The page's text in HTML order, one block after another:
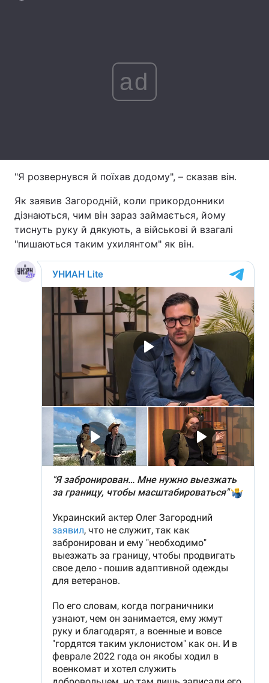
ad
"Я розвернувся й поїхав додому", – сказав він.
Як заявив Загородній, коли прикордонники
дізнаються, чим він зараз займається, йому
тиснуть руку й дякують, а військові й взагалі
"пишаються таким ухилянтом" як він.